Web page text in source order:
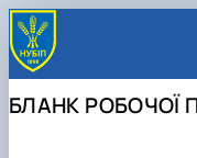
БЛАНК РОБОЧОЇ